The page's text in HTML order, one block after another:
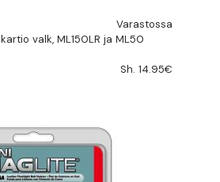
Varastossa
valk, ML150LR ja ML50
Sh. 14.95€